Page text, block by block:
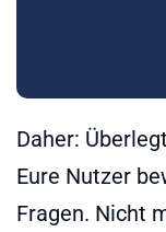
Daher:
Eure Nutzer
Fragen. Nicht